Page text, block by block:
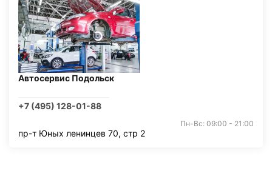
Автосервис Подольск
+7 (495) 128-01-88
Пн-Вс: 09:00 - 21:00
пр-т Юных ленинцев 70, стр 2